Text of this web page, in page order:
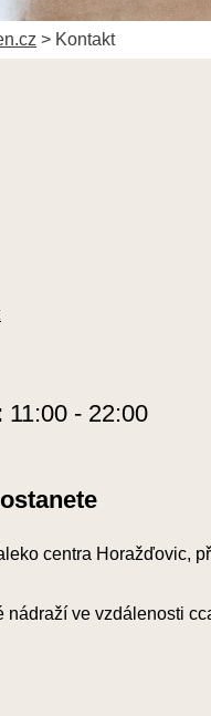
> Kontakt
11:00 - 22:00
centra Horažďovic,
nádraží ve vzdálenosti